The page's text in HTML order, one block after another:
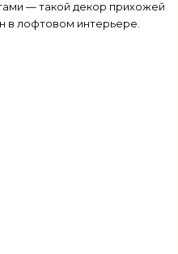
— такой декор прихожей
в лофтовом интерьере.